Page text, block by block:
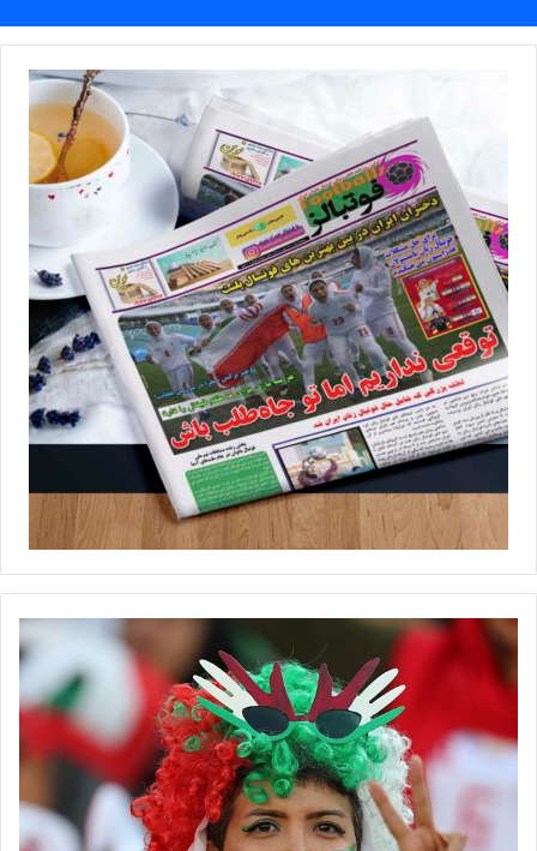
فدراسیون پیگیر کار است و برای مثال درخواست بازی دوستانه به
پاسخی دریافت نکردیم وگرنه چه ما و چه فدراسیون مصممم هستیم
برای آمادگی هرچه بهتر تیم اردو و بازی تدارکاتی داشته باشیم.
💻منبع:مهر 📸عکس:کافا ✍️خبرنگار:فریبا جلیل خانی
با فوتبالز همراه شوید◾️فوتبالزرا در اینستاگرام دنبال کنید
footballs.women@
برچسب ها تیم ملی فوتسال فروزان سلیمانی